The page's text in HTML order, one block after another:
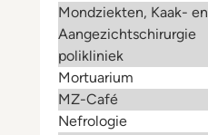
Mondziekten, Kaak- en
Aangezichtschirurgie
polikliniek
Mortuarium
MZ-Café
Nefrologie